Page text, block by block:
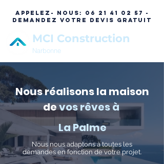
APPELEZ- NOUS:
06 21 41 02 57 -
DEMANDEZ VOTRE DEVIS GRATUIT
MCI Construction
Narbonne
Nous réalisons la maison
devos rêves à
La Palme
Nous nous adaptons à toutes les
demandes en fonction de votre projet.